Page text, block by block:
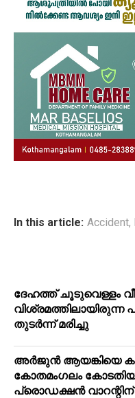
In this article: Accident,
ദേഹത്ത് ചൂടുവെള്ളം
തുടര്‍ന്ന് മരിച്ചു
അര്‍ജുന്‍ ആയങ്കിയെ
കോതമംഗലം
പ്രൊഡക്ഷന്‍